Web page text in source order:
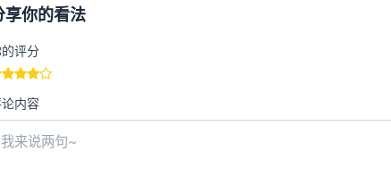
享你的看法
评分
内容